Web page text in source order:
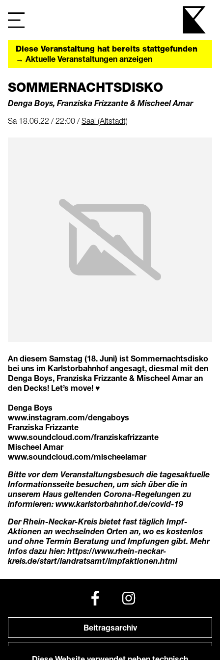
Diese Veranstaltung hat bereits stattgefunden
→ Aktuelle Veranstaltungen anzeigen
SOMMERNACHTSDISKO
Denga Boys, Franziska Frizzante & Mischeel Amar
Sa 18.06.22 / 22:00 /Saal (Altstadt)
An diesem Samstag (18. Juni) ist Sommernachtsdisko
bei uns im Karlstorbahnhof angesagt, diesmal mit den
Denga Boys, Franziska Frizzante & Mischeel Amar an
den Decks! Let’s move! ♥
Denga Boys
www.instagram.com/dengaboys
Franziska Frizzante
www.soundcloud.com/franziskafrizzante
Mischeel Amar
www.soundcloud.com/mischeelamar
Bitte vor dem Veranstaltungsbesuch die tagesaktuelle
Informationsseite besuchen, um sich über die in
unserem Haus geltenden Corona-Regelungen zu
informieren: www.karlstorbahnhof.de/covid-19
Der Rhein-Neckar-Kreis bietet fast täglich Impf-
Aktionen an wechselnden Orten an, wo es kostenlos
und ohne Termin Beratung und Impfungen gibt. Mehr
Infos dazu hier: https://www.rhein-neckar-
kreis.de/start/landratsamt/impfaktionen.html
Beitragsarchiv